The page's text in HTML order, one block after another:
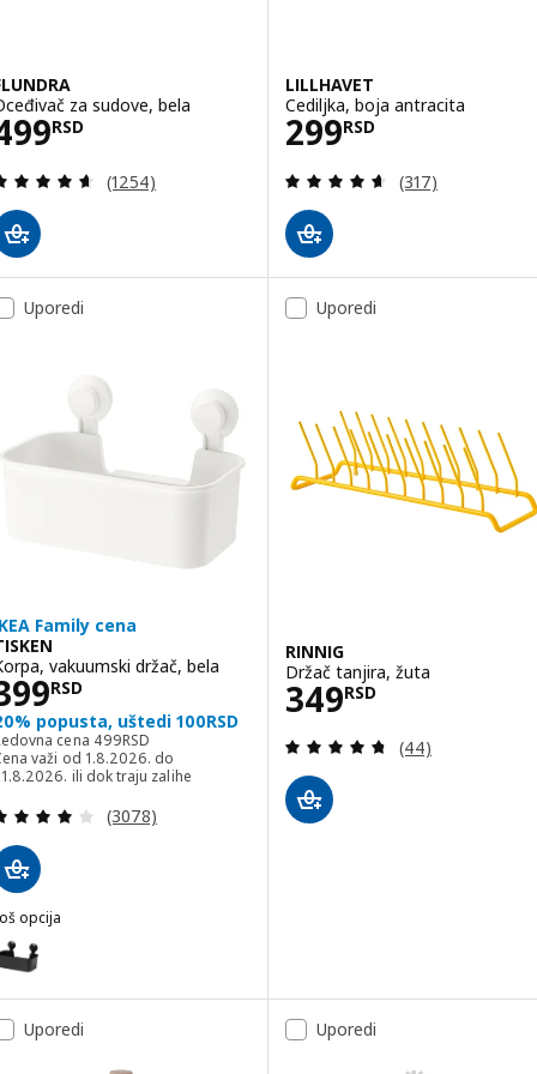
za sudove, bela
RSD499RSD
Pregled: 4.6 od 5 Zvezdice. Ukupno recenzija:
(1254)
LILLHAVET
Cediljka, boja antracita
299RSD
Cena 299RSD
Pregled: 4.6 od
(317)
Uporedi
Family cena
vakuumski držač, bela
RSD399RSD
popusta, uštedi 100RSD
cena 499RSD
Redovna cena 499RSD
važi od 1.8.2026. do
ili dok traju zalihe
Pregled: 4.1 od 5 Zvezdice. Ukupno recenzija:
(3078)
opcija
TISKEN, Korpa, vakuumski držač, crna
Uporedi
RINNIG
Držač tanjira, žuta
349RSD
Cena 349RSD
Pregled: 4.7 od
(44)
Uporedi Uporedi